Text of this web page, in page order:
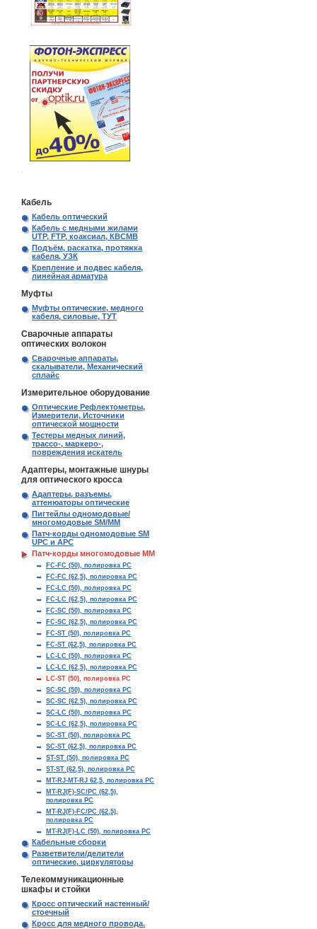
.
Кабель
Кабель оптический
Кабель с медными жилами
UTP, FTP, коаксиал, КВСМВ
Подъём, раскатка, протяжка
кабеля, УЗК
Крепление и подвес кабеля,
линейная арматура
Муфты
Муфты оптические, медного
кабеля, силовые, ТУТ
Сварочные аппараты
оптических волокон
Сварочные аппараты,
скалыватели, Механический
сплайс
Измерительное оборудование
Оптические Рефлектометры,
Измерители, Источники
оптической мощности
Тестеры медных линий,
трассо-, маркеро-,
повреждения искатель
Адаптеры, монтажные шнуры
для оптического кросса
Адаптеры, разъемы,
аттенюаторы оптические
Пигтейлы одномодовые/
многомодовые SM/MM
Патч-корды одномодовые SM
UPC и APC
Патч-корды многомодовые MM
FC-FC (50), полировка PC
FC-FC (62,5), полировка PC
FC-LC (50), полировка PC
FC-LC (62,5), полировка PC
FC-SC (50), полировка PC
FC-SC (62,5), полировка PC
FC-ST (50), полировка PC
FC-ST (62,5), полировка PC
LC-LC (50), полировка PC
LC-LC (62,5), полировка PC
LC-ST (50), полировка PC
SC-SC (50), полировка PC
SC-SC (62.5), полировка PC
SC-LC (50), полировка PC
SC-LC (62,5), полировка PC
SC-ST (50), полировка PC
SC-ST (62,5), полировка PC
ST-ST (50), полировка PC
ST-ST (62,5), полировка PC
MT-RJ-MT-RJ 62,5, полировка PC
MT-RJ(F)-SC/PC (62,5),
полировка PC
MT-RJ(F)-FC/PC (62,5),
полировка PC
MT-RJ(F)-LC (50), полировка PC
Кабельные сборки
Разветвители/делители
оптические, циркуляторы
Телекоммуникационные
шкафы и стойки
Кросс оптический настенный/
стоечный
Кросс для медного провода.